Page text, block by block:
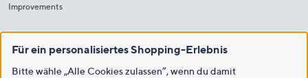
Improvements
Für ein personalisiertes Shopping-Erlebnis
Bitte wähle „Alle Cookies zulassen“, wenn du damit